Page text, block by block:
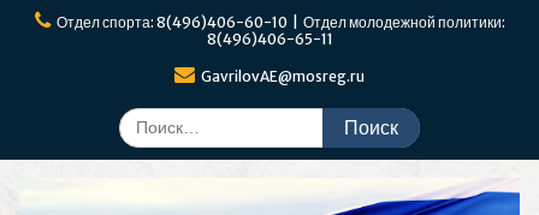
ПерейтиОтдел спорта: 8(496)406-60-10 | Отдел молодежной политики:
8(496)406-65-11
GavrilovAE@mosreg.ru
Поиск
по: